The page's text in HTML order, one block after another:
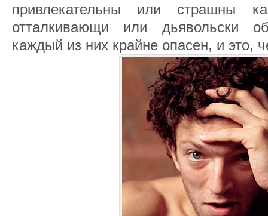
привлекательны или страшны
отталкивающи или дьявольски
каждый из них крайне опасен, и это,